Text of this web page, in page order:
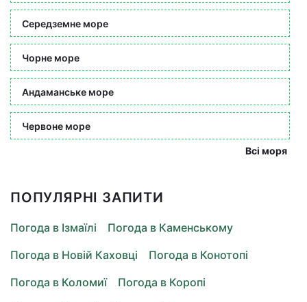
Середземне море
Чорне море
Андаманське море
Червоне море
Всі моря
ПОПУЛЯРНІ ЗАПИТИ
Погода в Ізмаїлі
Погода в Каменському
Погода в Новій Каховці
Погода в Конотопі
Погода в Коломиї
Погода в Коропі